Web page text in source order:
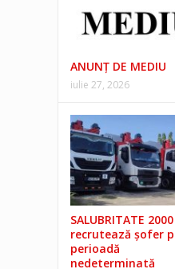
ANUNŢ DE MEDIU
iulie 27, 2026
SALUBRITATE
recrutează șofer
perioadă
nedeterminată